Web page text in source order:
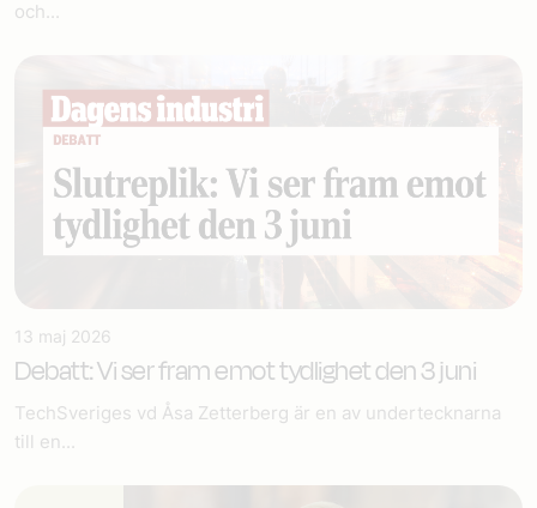
och...
13 maj 2026
Debatt: Vi ser fram emot tydlighet den 3 juni
TechSveriges vd Åsa Zetterberg är en av undertecknarna
till en...